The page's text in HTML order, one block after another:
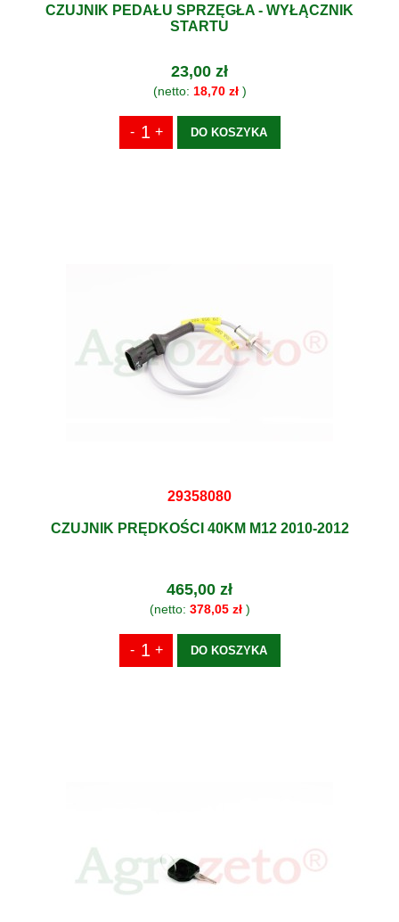
CZUJNIK PEDAŁU SPRZĘGŁA - WYŁĄCZNIK
STARTU
23,00 zł
(netto: 18,70 zł)
DO KOSZYKA
29358080
CZUJNIK PRĘDKOŚCI 40KM M12 2010-2012
465,00 zł
(netto: 378,05 zł)
DO KOSZYKA